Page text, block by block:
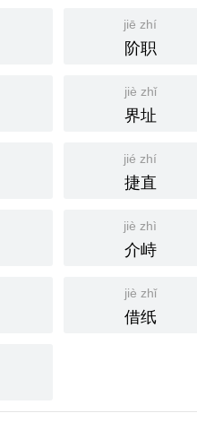
jiē zhí
阶职
jiè zhǐ
界址
jié zhí
捷直
jiè zhì
介峙
jiè zhǐ
借纸